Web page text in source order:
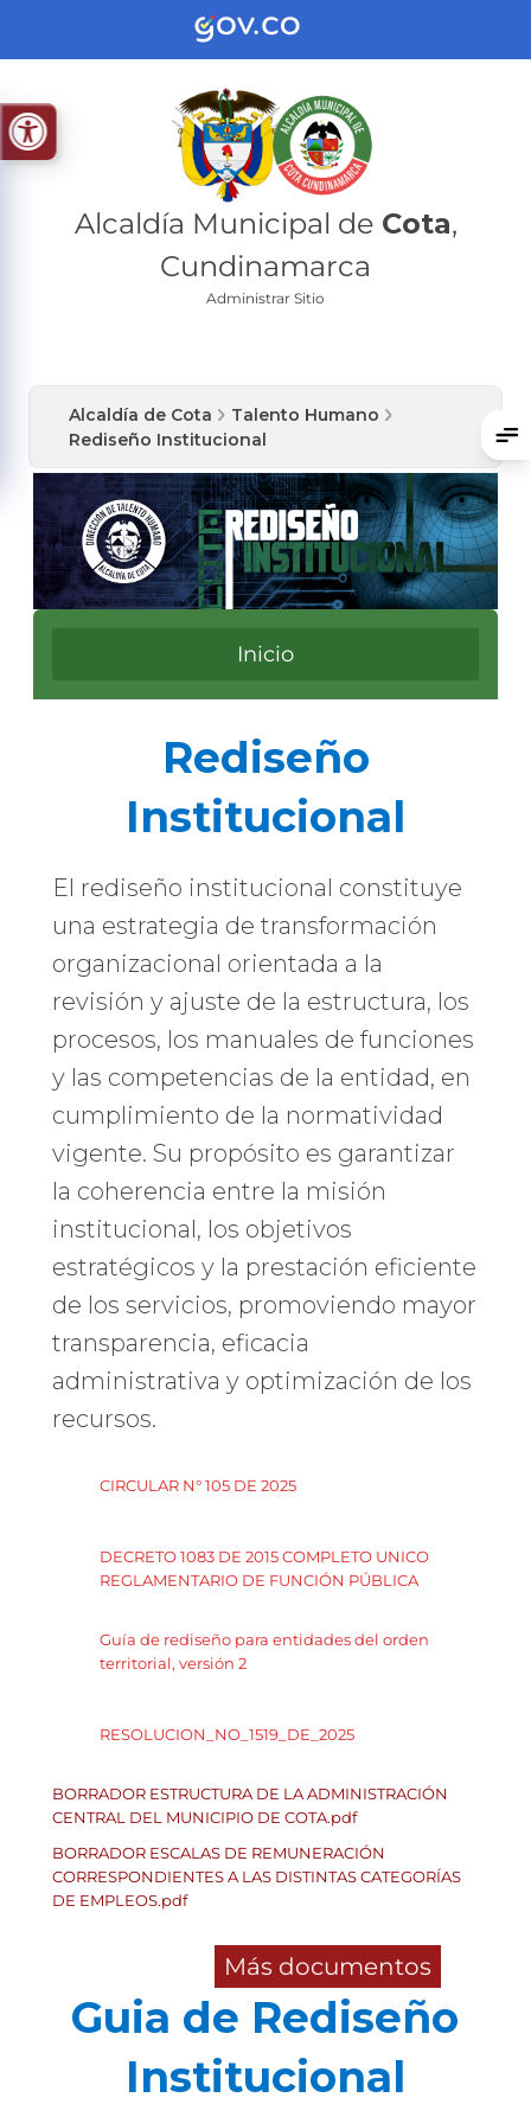
Alcaldía Municipal de Cota,
Cundinamarca
Administrar Sitio
Alcaldía de Cota
Talento Humano
Rediseño Institucional
Inicio
​Rediseño
Institucional
El rediseño institucional constituye
una estrategia de transformación
organizacional orientada a la
revisión y ajuste de la estructura, los
procesos, los manuales de funciones
y las competencias de la entidad, en
cumplimiento de la normatividad
vigente. Su propósito es garantizar
la coherencia entre la misión
institucional, los objetivos
estratégicos y la prestación eficiente
de los servicios, promoviendo mayor
transparencia, eficacia
administrativa y optimización de los
recursos.
CIRCULAR N° 105 DE 2025
DECRETO 1083 DE 2015 COMPLETO UNICO
REGLAMENTARIO DE FUNCIÓN PÚBLICA
Guía de rediseño para entidades del orden
territorial, versión 2
RESOLUCION_NO_1519_DE_2025
BORRADOR ESTRUCTURA DE LA ADMINISTRACIÓN
CENTRAL DEL MUNICIPIO DE COTA.pdf
BORRADOR ESCALAS DE REMUNERACIÓN
CORRESPONDIENTES A LAS DISTINTAS CATEGORÍAS
DE EMPLEOS.pdf
Más documentos
Guia de Rediseño
Institucional